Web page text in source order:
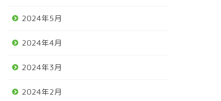
2024年5月
2024年4月
2024年3月
2024年2月